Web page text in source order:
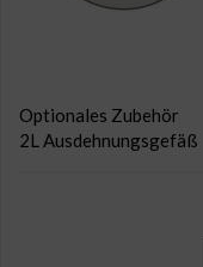
Optionales Zubehör
2L Ausdehnungsgefäß